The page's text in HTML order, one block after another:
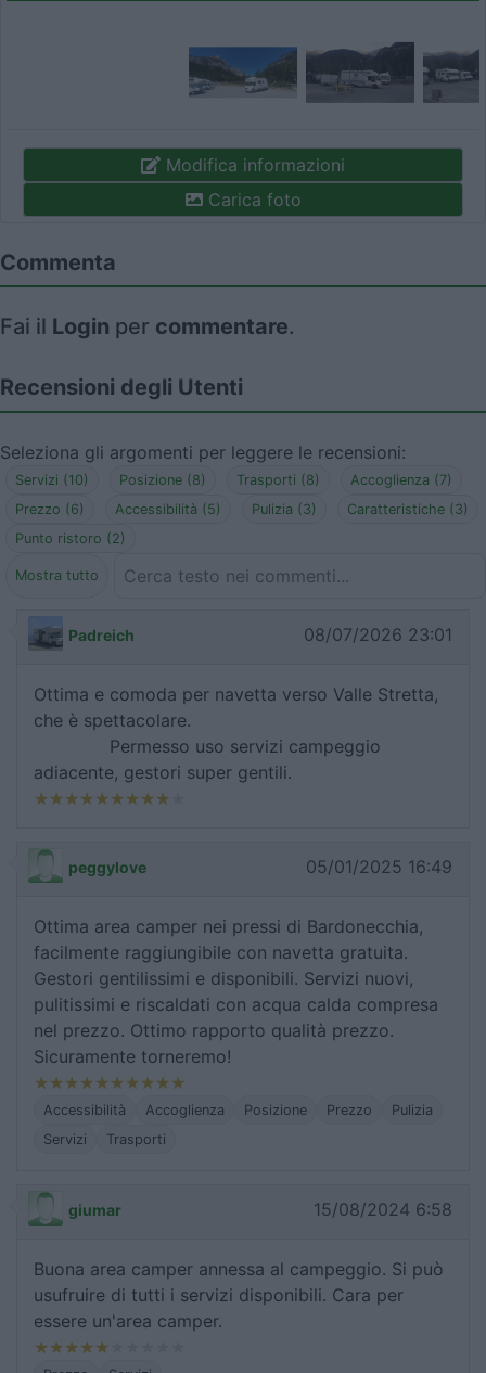
Modifica informazioni
Carica foto
Commenta
Fai il Login per commentare.
Recensioni degli Utenti
Seleziona gli argomenti per leggere le recensioni:
Servizi (10) Posizione (8) Trasporti (8)
Accoglienza (7)
Prezzo (6)
Accessibilità (5) Pulizia (3)
Caratteristiche (3)
Punto ristoro (2)
Mostra tutto
Padreich 08/07/2026 23:01
Ottima e comoda per navetta verso Valle Stretta,
che è spettacolare.
Permesso uso servizi campeggio
adiacente, gestori super gentili.
peggylove 05/01/2025 16:49
Ottima area camper nei pressi di Bardonecchia,
facilmente raggiungibile con navetta gratuita.
Gestori gentilissimi e disponibili. Servizi nuovi,
pulitissimi e riscaldati con acqua calda compresa
nel prezzo. Ottimo rapporto qualità prezzo.
Sicuramente torneremo!
Accessibilità Accoglienza Posizione Prezzo
Pulizia
Servizi
Trasporti
giumar 15/08/2024 6:58
Buona area camper annessa al campeggio. Si può
usufruire di tutti i servizi disponibili. Cara per
essere un'area camper.